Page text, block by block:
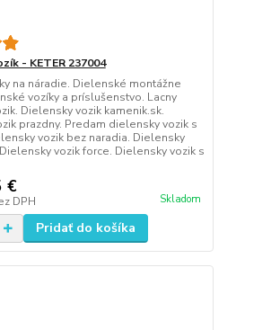
- KETER 237004
na náradie. Dielenské montážne
vozíky a príslušenstvo. Lacny
Dielensky vozik kamenik.sk.
prazdny. Predam dielensky vozik s
vozik bez naradia. Dielensky
vozik force. Dielensky vozik s
€
DPH Skladom
Pridať do košíka